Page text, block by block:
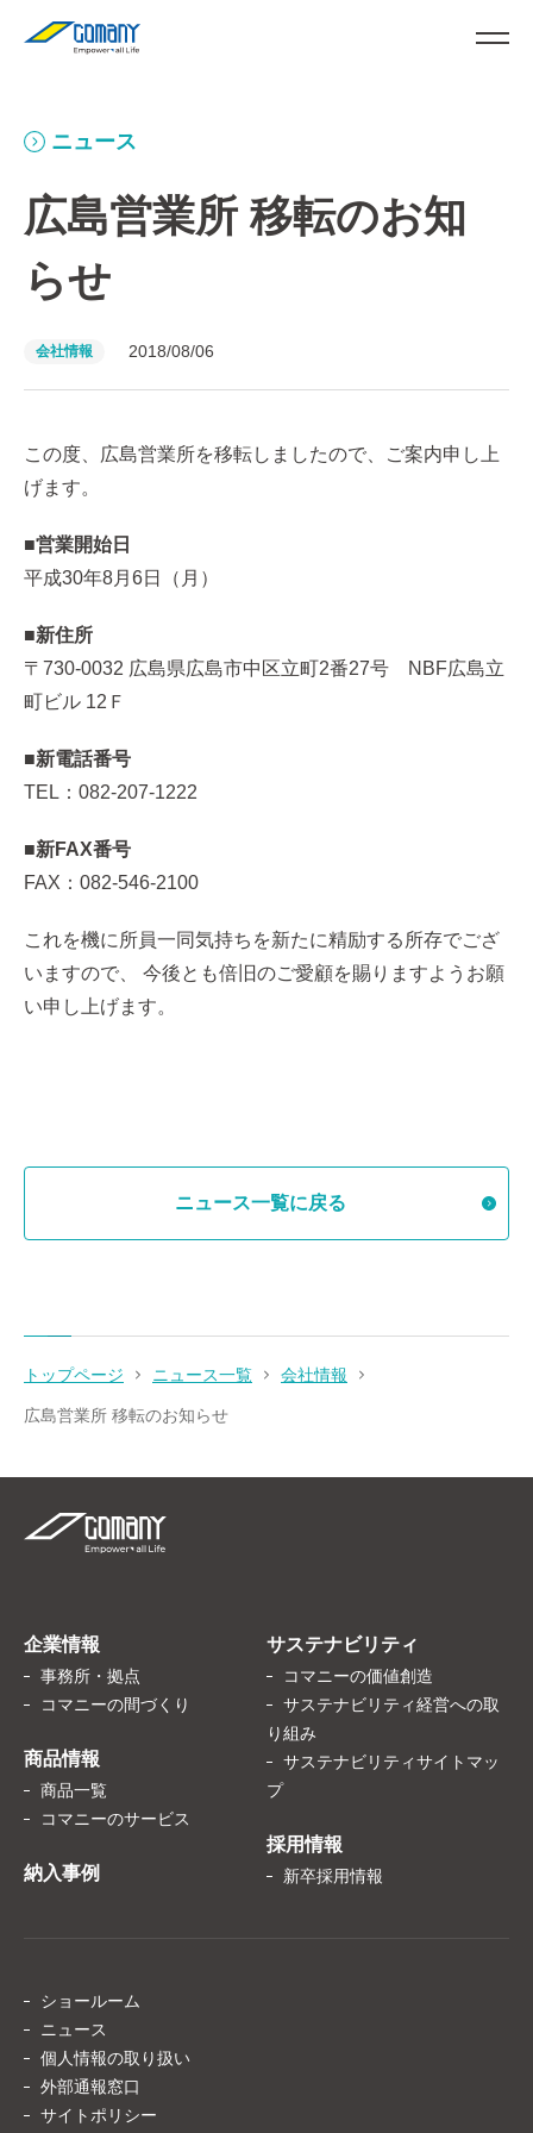
ニュース
広島営業所 移転のお知
らせ
会社情報 2018/08/06
この度、広島営業所を移転しましたので、ご案内申し上
げます。
■営業開始日
平成30年8月6日（月）
■新住所
〒730-0032 広島県広島市中区立町2番27号 NBF広島立
町ビル 12Ｆ
■新電話番号
TEL：082-207-1222
■新FAX番号
FAX：082-546-2100
これを機に所員一同気持ちを新たに精励する所存でござ
いますので、 今後とも倍旧のご愛顧を賜りますようお願
い申し上げます。
ニュース一覧に戻る
トップページ ニュース一覧 会社情報
広島営業所 移転のお知らせ
企業情報
事務所・拠点
コマニーの間づくり
商品情報
商品一覧
コマニーのサービス
納入事例
サステナビリティ
コマニーの価値創造
サステナビリティ経営への取
り組み
サステナビリティサイトマッ
プ
採用情報
新卒採用情報
ショールーム
ニュース
個人情報の取り扱い
外部通報窓口
サイトポリシー